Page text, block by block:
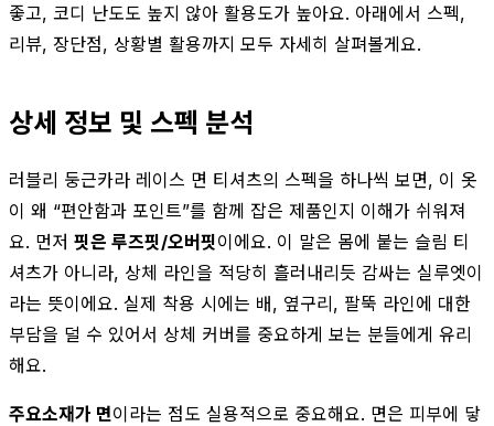
좋고, 코디 난도도 높지 않아 활용도가 높아요. 아래에서 스펙,
리뷰, 장단점, 상황별 활용까지 모두 자세히 살펴볼게요.
상세 정보 및 스펙 분석
러블리 둥근카라 레이스 면 티셔츠의 스펙을 하나씩 보면, 이 옷
이 왜 “편안함과 포인트”를 함께 잡은 제품인지 이해가 쉬워져
요. 먼저 핏은 루즈핏/오버핏이에요. 이 말은 몸에 붙는 슬림 티
셔츠가 아니라, 상체 라인을 적당히 흘러내리듯 감싸는 실루엣이
라는 뜻이에요. 실제 착용 시에는 배, 옆구리, 팔뚝 라인에 대한
부담을 덜 수 있어서 상체 커버를 중요하게 보는 분들에게 유리
해요.
주요소재가 면이라는 점도 실용적으로 중요해요. 면은 피부에 닿